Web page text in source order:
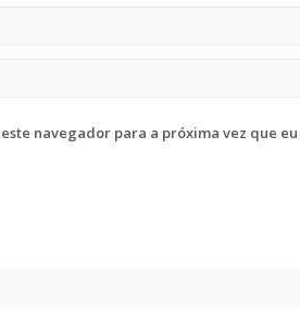
navegador para a próxima vez que